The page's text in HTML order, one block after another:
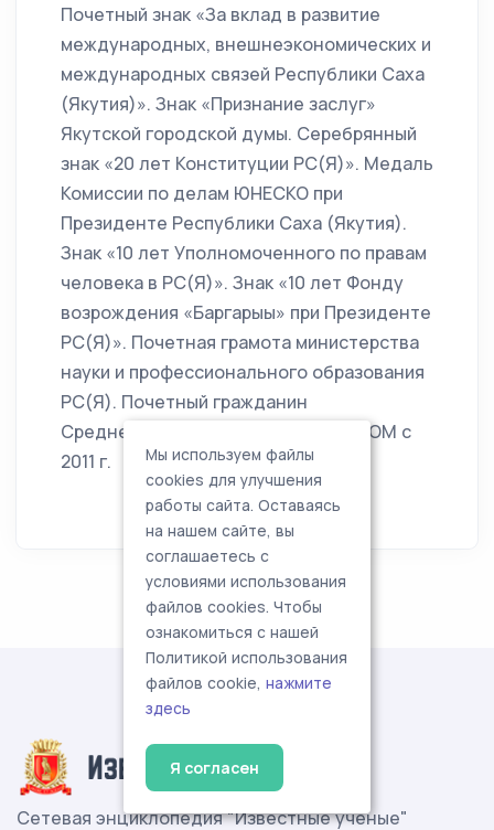
Почетный знак «За вклад в развитие
международных, внешнеэкономических и
международных связей Республики Саха
(Якутия)». Знак «Признание заслуг»
Якутской городской думы. Серебрянный
знак «20 лет Конституции РС(Я)». Медаль
Комиссии по делам ЮНЕСКО при
Президенте Республики Саха (Якутия).
Знак «10 лет Уполномоченного по правам
человека в РС(Я)». Знак «10 лет Фонду
возрождения «Баргарыы» при Президенте
РС(Я)». Почетная грамота министерства
науки и профессионального образования
РС(Я). Почетный гражданин
Среднеколымского улуса. Член ИКОМ с
2011 г.
Сетевая энциклопедия "Известные учёные"
Мы используем файлы
cookies для улучшения
работы сайта. Оставаясь
на нашем сайте, вы
соглашаетесь с
условиями использования
файлов cookies. Чтобы
ознакомиться с нашей
Политикой использования
файлов cookie, нажмите
здесь
Я согласен